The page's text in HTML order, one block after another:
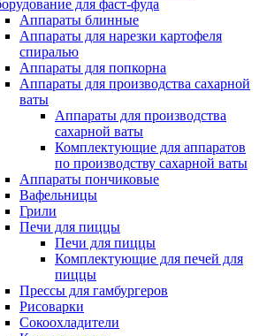
для фаст-фуда
Аппараты блинные
Аппараты для нарезки картофеля
спиралью
Аппараты для попкорна
Аппараты для производства сахарной
ваты
Аппараты для производства
сахарной ваты
Комплектующие для аппаратов
по производству сахарной ваты
Аппараты пончиковые
Вафельницы
Грили
Печи для пиццы
Печи для пиццы
Комплектующие для печей для
пиццы
Прессы для гамбургеров
Рисоварки
Сокоохладители